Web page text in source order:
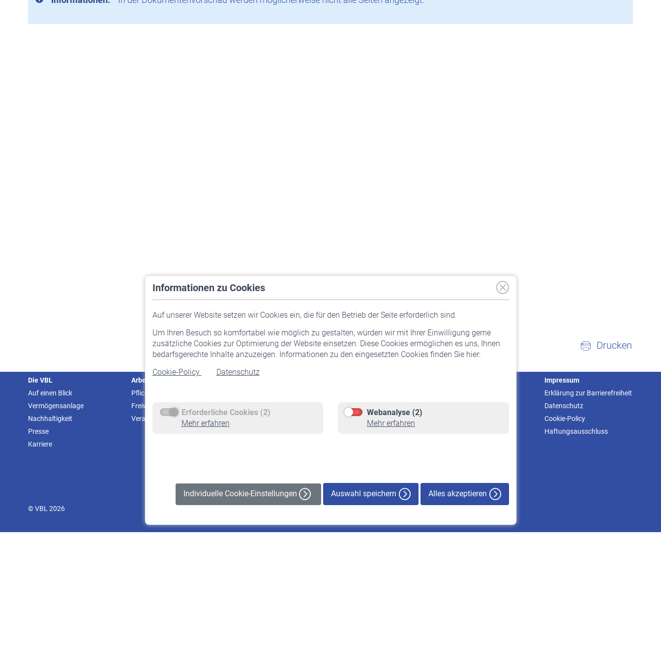
Informationen zu Cookies
Auf unserer Website setzen wir Cookies ein, die für den Betrieb der Seite erforderlich sind.
Um Ihren Besuch so komfortabel wie möglich zu gestalten, würden wir mit Ihrer Einwilligung gerne
zusätzliche Cookies zur Optimierung der Website einsetzen. Diese Cookies ermöglichen es uns, Ihnen
bedarfsgerechte Inhalte anzuzeigen. Informationen zu den eingesetzten Cookies finden Sie hier:
Cookie-Policy
Datenschutz
Erforderliche Cookies (2)
Mehr erfahren
Webanalyse (2)
Mehr erfahren
Individuelle Cookie-Einstellungen Auswahl speichern Alles akzeptieren
Drucken
Die VBL
Auf einen Blick
Vermögensanlage
Nachhaltigkeit
Presse
Karriere
Arbeitgeber
Pflichtversicherung
Freiwillige Versicherung
Veranstaltungen
Staatliche Förderung
Rente beantragen
Rentenauszahlung
Impressum
Erklärung zur Barrierefreiheit
Datenschutz
Cookie-Policy
Haftungsausschluss
© VBL 2026